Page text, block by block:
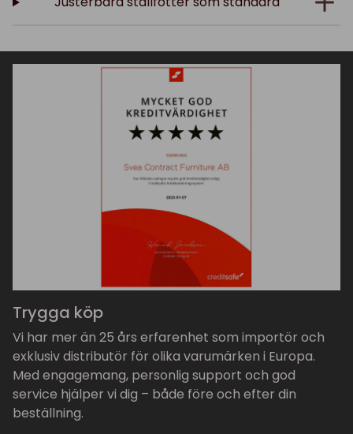
Trygga köp
Vi har mer än 25 års erfarenhet som importör och
exklusiv distributör för olika varumärken i Europa.
Med engagemang, personlig support och god
service hjälper vi dig – både före och efter din
beställning.